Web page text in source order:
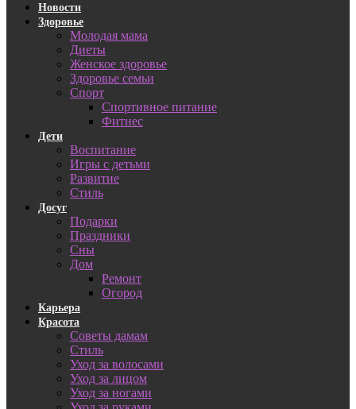
Новости
Здоровье
Молодая мама
Диеты
Женское здоровье
Здоровье семьи
Спорт
Спортивное питание
Фитнес
Дети
Воспитание
Игры с детьми
Развитие
Стиль
Досуг
Подарки
Праздники
Сны
Дом
Ремонт
Огород
Карьера
Красота
Советы дамам
Стиль
Уход за волосами
Уход за лицом
Уход за ногами